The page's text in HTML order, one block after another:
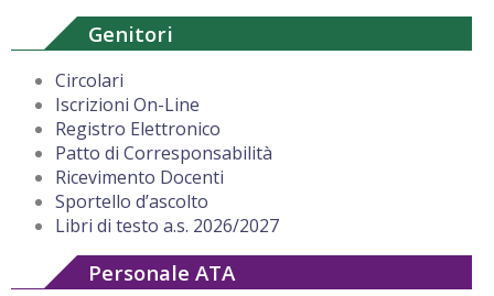
Genitori
Circolari
Iscrizioni On-Line
Registro Elettronico
Patto di Corresponsabilità
Ricevimento Docenti
Sportello d’ascolto
Libri di testo a.s. 2026/2027
Personale ATA